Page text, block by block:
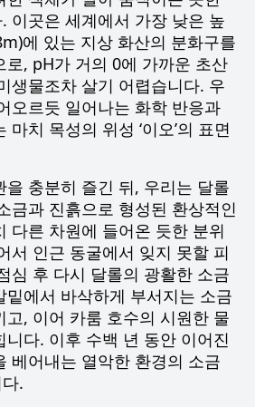
이곳은 세계에서 가장 낮은 높
에 있는 지상 화산의 분화구를
로, pH가 거의 0에 가까운 초산
생물조차 살기 어렵습니다. 우
오르듯 일어나는 화학 반응과
치 목성의 위성 ‘이오’의 표면
을 충분히 즐긴 뒤, 우리는 달롤
금과 진흙으로 형성된 환상적인
다른 차원에 들어온 듯한 분위
서 인근 동굴에서 잊지 못할 피
심 후 다시 달롤의 광활한 소금
밑에서 바삭하게 부서지는 소금
고, 이어 카룸 호수의 시원한 물
니다. 이후 수백 년 동안 이어진
베어내는 열악한 환경의 소금
.